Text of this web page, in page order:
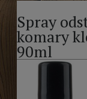
Spray
komary
90ml